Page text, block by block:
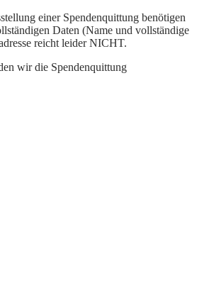
einer Spendenquittung benötigen
Daten (Name und vollständige
reicht leider NICHT.
wir die Spendenquittung